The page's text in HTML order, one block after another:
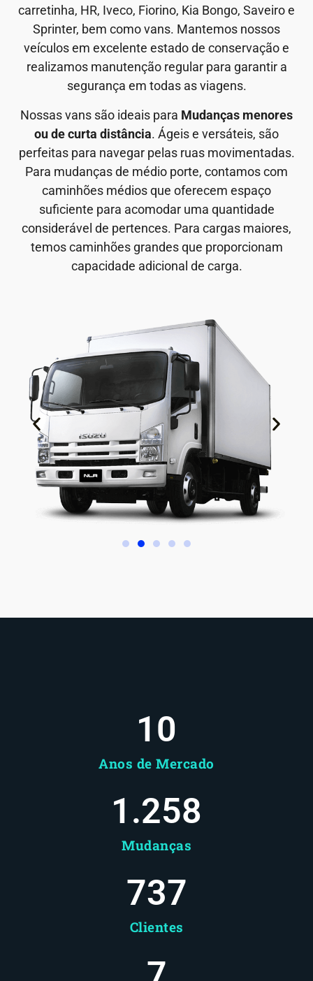
carretinha, HR, Iveco, Fiorino, Kia Bongo, Saveiro e
Sprinter, bem como vans. Mantemos nossos
veículos em excelente estado de conservação e
realizamos manutenção regular para garantir a
segurança em todas as viagens.
Nossas vans são ideais para Mudanças menores
ou de curta distância. Ágeis e versáteis, são
perfeitas para navegar pelas ruas movimentadas.
Para mudanças de médio porte, contamos com
caminhões médios que oferecem espaço
suficiente para acomodar uma quantidade
considerável de pertences. Para cargas maiores,
temos caminhões grandes que proporcionam
capacidade adicional de carga.
Anos de Mercado
10
Mudanças
1.258
Clientes
737